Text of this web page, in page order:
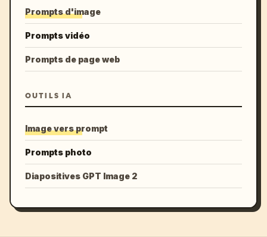
Prompts d'image
Prompts vidéo
Prompts de page web
OUTILS IA
Image vers prompt
Prompts photo
Diapositives GPT Image 2